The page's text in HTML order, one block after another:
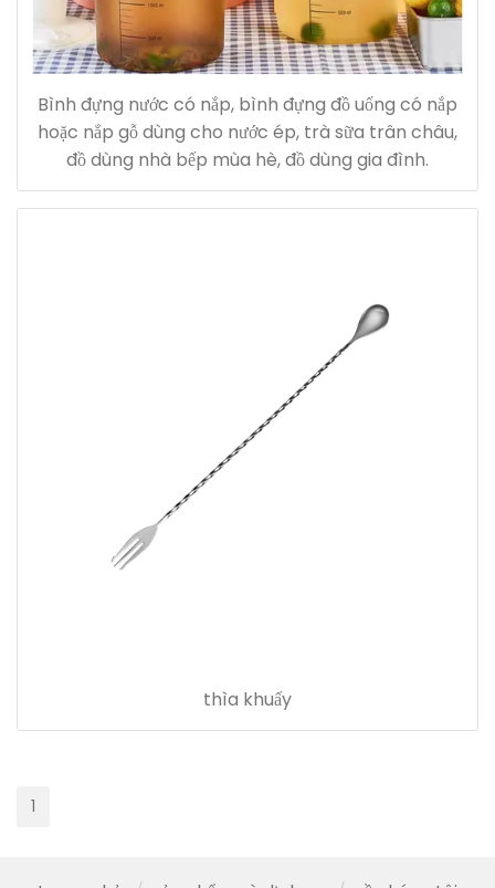
Bình đựng nước có nắp, bình đựng đồ uống có nắp
hoặc nắp gỗ dùng cho nước ép, trà sữa trân châu,
đồ dùng nhà bếp mùa hè, đồ dùng gia đình.
thìa khuấy
1